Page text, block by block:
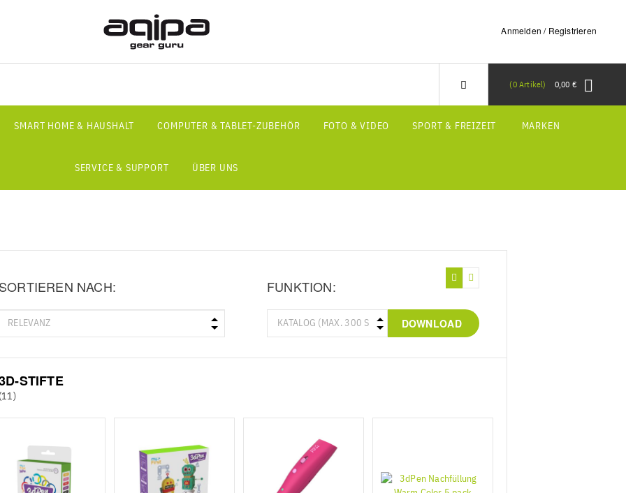
Anmelden / Registrieren
0,00 €
0Artikel
SMART HOME & HAUSHALT COMPUTER & TABLET-ZUBEHÖR FOTO & VIDEO SPORT & FREIZEIT MARKEN
SERVICE & SUPPORT ÜBER UNS
NACH: FUNKTION:
DOWNLOAD
STIFTE